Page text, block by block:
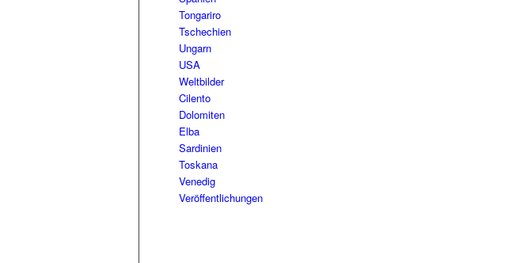
Tongariro
Tschechien
Ungarn
USA
Weltbilder
Cilento
Dolomiten
Elba
Sardinien
Toskana
Venedig
Veröffentlichungen